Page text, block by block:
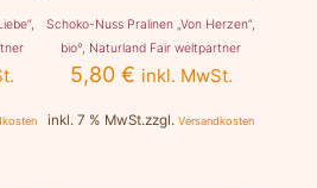
Schoko-Nuss Pralinen „Von Herzen“,
bio°, Naturland Fair weltpartner
5,80 € inkl. MwSt.
inkl. 7 % MwSt.zzgl.Versandkosten